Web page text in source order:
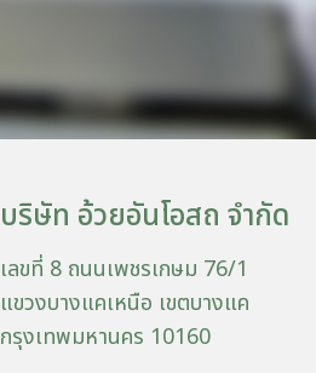
บริษัท อ้วยอันโอสถ จำกัด
เลขที่ 8 ถนนเพชรเกษม 76/1
แขวงบางแคเหนือ เขตบางแค
กรุงเทพมหานคร 10160